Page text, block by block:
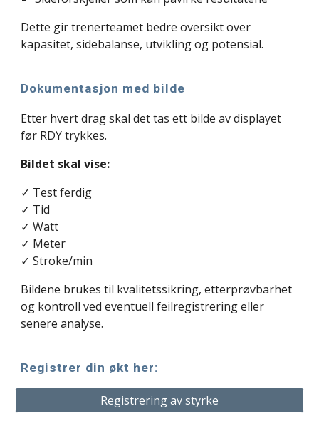
Dette gir trenerteamet bedre oversikt over
kapasitet, sidebalanse, utvikling og potensial.
Dokumentasjon med bilde
Etter hvert drag skal det tas ett bilde av displayet
før RDY trykkes.
Bildet skal vise:
✓ Test ferdig
✓ Tid
✓ Watt
✓ Meter
✓ Stroke/min
Bildene brukes til kvalitetssikring, etterprøvbarhet
og kontroll ved eventuell feilregistrering eller
senere analyse.
Registrer din økt her:
Registrering av styrke